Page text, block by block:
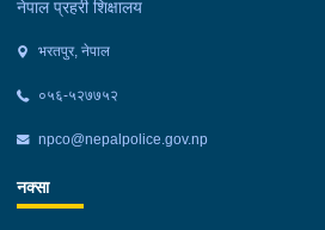
नेपाल प्रहरी शिक्षालय
भरतपुर, नेपाल
०५६-५२७७५२
npco@nepalpolice.gov.np
नक्सा